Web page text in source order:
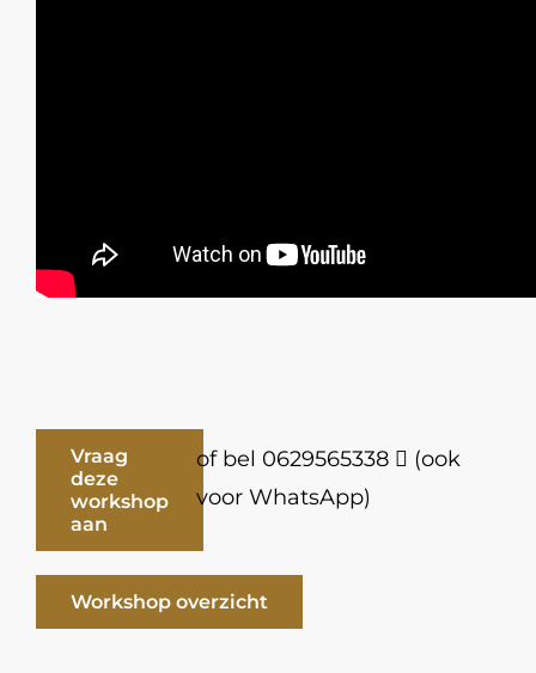
Vraag
deze
workshop
aan
of bel 0629565338
(ook
voor WhatsApp)
Workshop overzicht